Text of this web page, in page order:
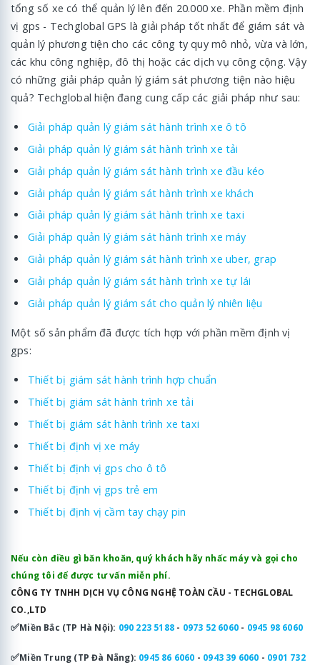
tổng số xe có thể quản lý lên đến 20.000 xe. Phần mềm định
vị gps - Techglobal GPS là giải pháp tốt nhất để giám sát và
quản lý phương tiện cho các công ty quy mô nhỏ, vừa và lớn,
các khu công nghiệp, đô thị hoặc các dịch vụ công cộng. Vậy
có những giải pháp quản lý giám sát phương tiện nào hiệu
quả? Techglobal hiện đang cung cấp các giải pháp như sau:
Giải pháp quản lý giám sát hành trình xe ô tô
Giải pháp quản lý giám sát hành trình xe tải
Giải pháp quản lý giám sát hành trình xe đầu kéo
Giải pháp quản lý giám sát hành trình xe khách
Giải pháp quản lý giám sát hành trình xe taxi
Giải pháp quản lý giám sát hành trình xe máy
Giải pháp quản lý giám sát hành trình xe uber, grap
Giải pháp quản lý giám sát hành trình xe tự lái
Giải pháp quản lý giám sát cho quản lý nhiên liệu
Một số sản phẩm đã được tích hợp với phần mềm định vị
gps:
Thiết bị giám sát hành trình hợp chuẩn
Thiết bị giám sát hành trình xe tải
Thiết bị giám sát hành trình xe taxi
Thiết bị định vị xe máy
Thiết bị định vị gps cho ô tô
Thiết bị định vị gps trẻ em
Thiết bị định vị cầm tay chạy pin
Nếu còn điều gì băn khoăn, quý khách hãy nhấc máy và gọi cho
chúng tôi để được tư vấn miễn phí.
CÔNG TY TNHH DỊCH VỤ CÔNG NGHỆ TOÀN CẦU - TECHGLOBAL
CO.,LTD
✅Miền Bắc (TP Hà Nội): 090 223 5188 - 0973 52 6060 - 0945 98 6060
✅Miền Trung (TP Đà Nẵng): 0945 86 6060 - 0943 39 6060 - 0901 732